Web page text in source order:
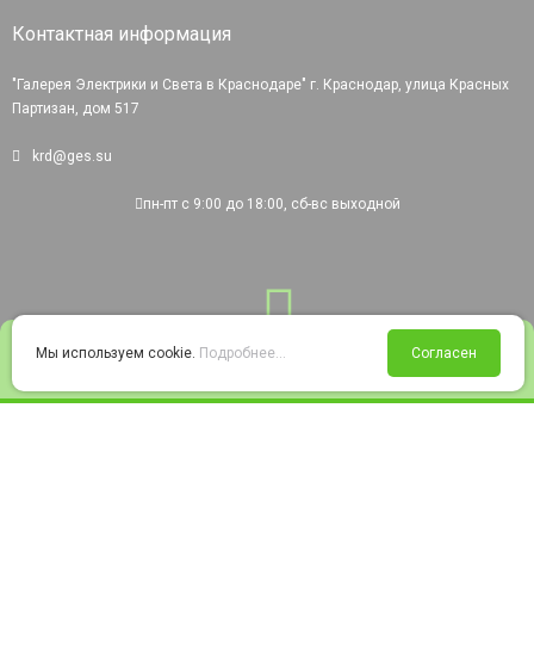
Войти Избранное Корзина
Контактная информация
"Галерея Электрики и Света в Краснодаре" г. Краснодар, улица Красных
Партизан, дом 517
krd@ges.su
пн-пт с 9:00 до 18:00, сб-вс выходной
Мы используем cookie. Подробнее... Согласен